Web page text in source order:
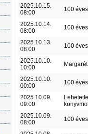
2025.10.15.
08:00
100
2025.10.14.
08:00
100
2025.10.13.
08:00
100
2025.10.10.
10:00
2025.10.10.
00:00
100
2025.10.09.
09:00
2025.10.09.
08:00
100